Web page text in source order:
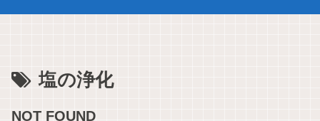
塩の浄化
NOT FOUND